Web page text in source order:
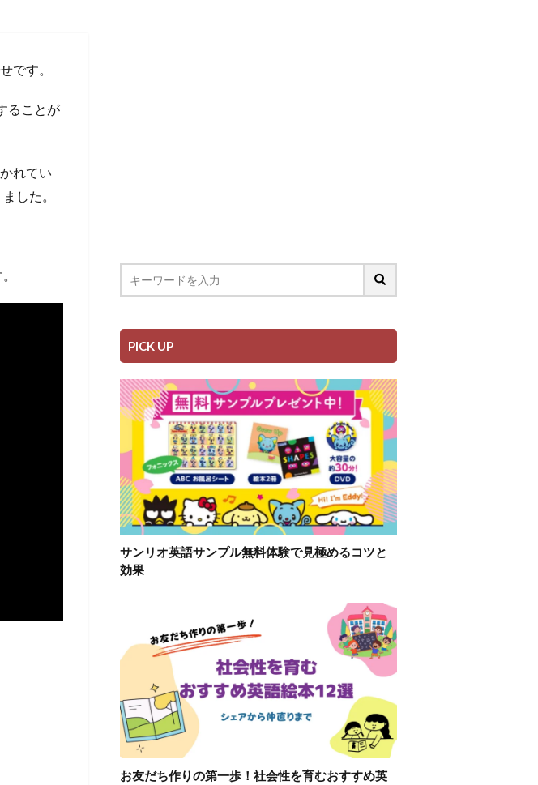
です。
ることが
れてい
した。
PICK UP
サンリオ英語サンプル無料体験で見極めるコツと
効果
お友だち作りの第一歩！社会性を育むおすすめ英